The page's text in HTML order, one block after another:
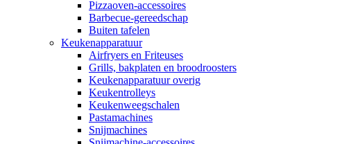
Pizzaoven-accessoires
Barbecue-gereedschap
Buiten tafelen
Keukenapparatuur
Airfryers en Friteuses
Grills, bakplaten en broodroosters
Keukenapparatuur overig
Keukentrolleys
Keukenweegschalen
Pastamachines
Snijmachines